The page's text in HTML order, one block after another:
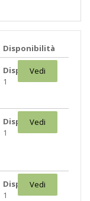
Disponibilità
Disponibili:
1
Vedi
Disponibili:
1
Vedi
Disponibili:
1
Vedi